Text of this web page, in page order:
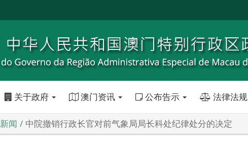
关于政府 澳门资讯 公布告示 法律法规
新闻 中院撤销行政长官对前气象局局长科处纪律处分的决定